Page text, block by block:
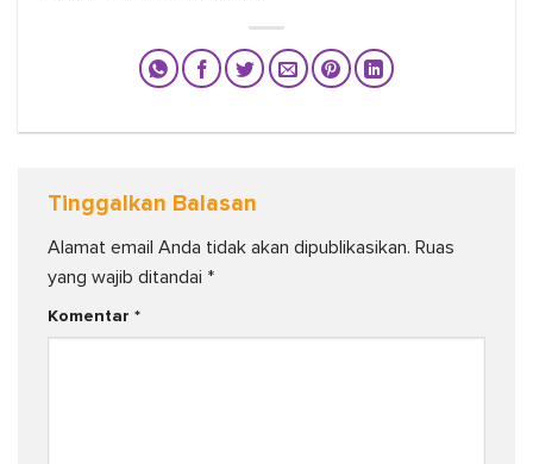
Tinggalkan Balasan
Alamat email Anda tidak akan dipublikasikan. Ruas
yang wajib ditandai *
Komentar *